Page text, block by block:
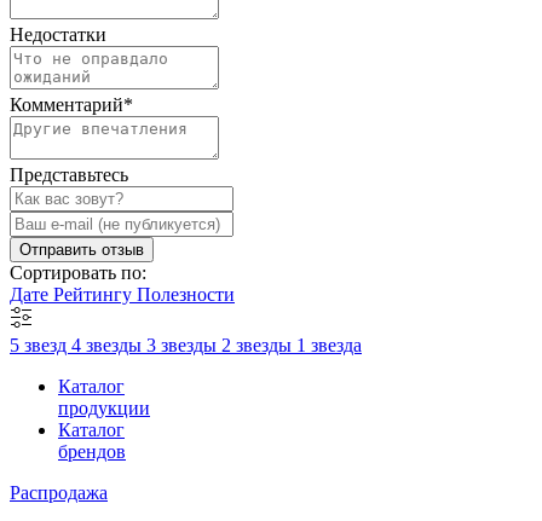
Недостатки
Комментарий*
Представьтесь
Отправить отзыв
Сортировать по:
Дате Рейтингу Полезности
5 звезд 4 звезды 3 звезды 2 звезды 1 звезда
Каталог
продукции
Каталог
брендов
Распродажа